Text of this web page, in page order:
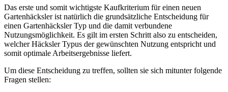
Das erste und somit wichtigste Kaufkriterium für einen neuen
Gartenhäcksler ist natürlich die grundsätzliche Entscheidung für
einen Gartenhäcksler Typ und die damit verbundene
Nutzungsmöglichkeit. Es gilt im ersten Schritt also zu entscheiden,
welcher Häcksler Typus der gewünschten Nutzung entspricht und
somit optimale Arbeitsergebnisse liefert.
Um diese Entscheidung zu treffen, sollten sie sich mitunter folgende
Fragen stellen: